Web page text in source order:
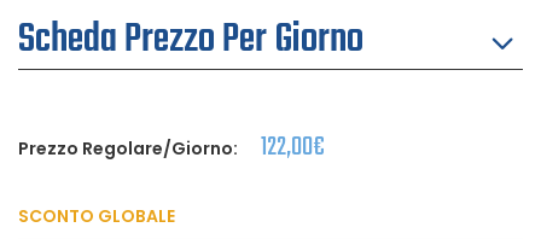
Scheda Prezzo Per Giorno
Prezzo Regolare/Giorno: 122,00€
SCONTO GLOBALE